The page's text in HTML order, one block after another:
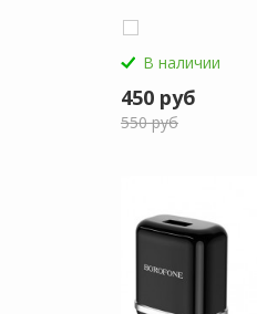
В наличии
450 руб
550 руб